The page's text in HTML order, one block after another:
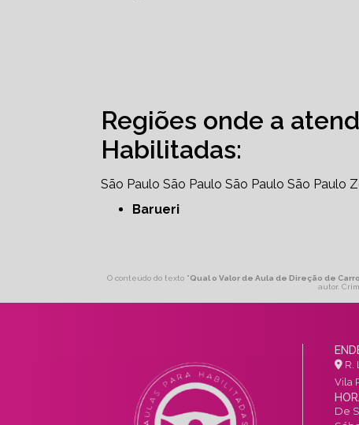
Regiões onde a
Habilitadas:
São Paulo São Paulo São Paulo São Paulo
Barueri
O conteúdo do texto "Qual o Valor de Aula de Direção de
autor.
R.
Vila
De